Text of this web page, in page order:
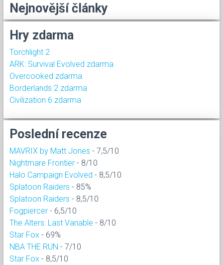
Nejnovější články
Hry zdarma
Torchlight 2
ARK: Survival Evolved zdarma
Overcooked zdarma
Borderlands 2 zdarma
Civilization 6 zdarma
Poslední recenze
MAVRIX by Matt Jones - 7,5/10
Nightmare Frontier - 8/10
Halo Campaign Evolved - 8,5/10
Splatoon Raiders - 85%
Splatoon Raiders - 8,5/10
Fogpiercer - 6,5/10
The Alters: Last Variable - 8/10
Star Fox - 69%
NBA THE RUN - 7/10
Star Fox - 8,5/10